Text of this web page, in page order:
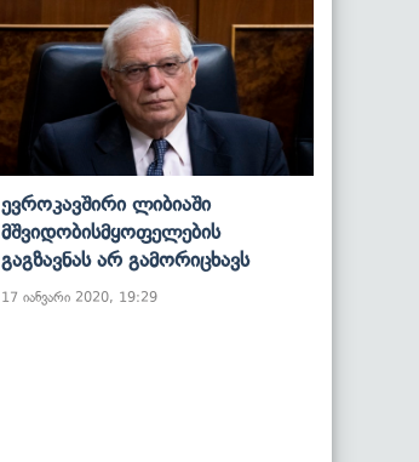
Ევროკავშირი Ლიბიაში
Მშვიდობისმყოფელების
Გაგზავნას Არ Გამორიცხავს
17 იანვარი 2020, 19:29